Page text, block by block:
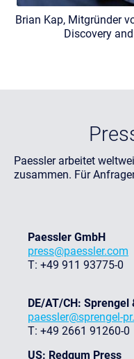
Brian Kap, Mitgründer
Discovery
Paessler arbeitet
zusammen. Für
Paessler GmbH
press@paessler.com
T: +49 911 93775-0
DE/AT/CH: Sprengel
paessler@sprengel-
T: +49 2661 91260-0
US: Redgum Press